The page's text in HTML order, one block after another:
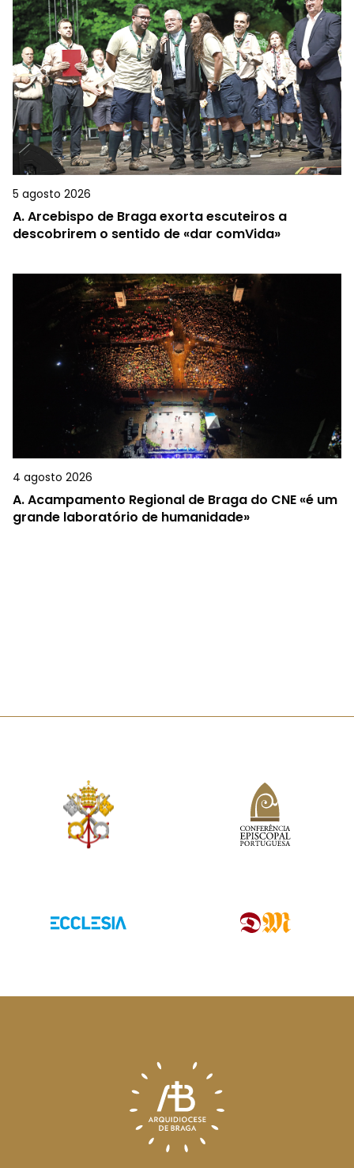
5 agosto 2026
A.Arcebispo de Braga exorta escuteiros a
descobrirem o sentido de «dar comVida»
4 agosto 2026
A.Acampamento Regional de Braga do CNE «é um
grande laboratório de humanidade»